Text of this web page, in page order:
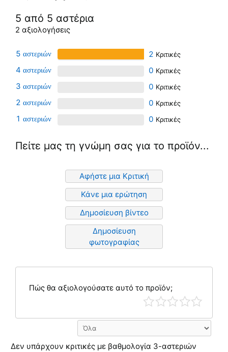
5 από 5 αστέρια
2 αξιολογήσεις
5
2
4
0
3
0
2
0
1
0
Πείτε μας τη γνώμη σας για το προϊόν...
Αφήστε μια Κριτική
Κάνε μια ερώτηση
Δημοσίευση βίντεο
Δημοσίευση
φωτογραφίας
Πώς θα αξιολογούσατε αυτό το προϊόν;
Δεν υπάρχουν κριτικές με βαθμολογία 3-αστεριών